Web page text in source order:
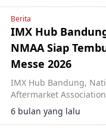
Berita
IMX Hub
NMAA Siap
Messe 2026
IMX Hub Bandung,
Aftermarket
6 bulan yang lalu